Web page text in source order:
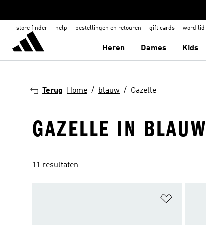
store finder help bestellingen en retouren gift cards word lid
Heren Dames Kids
Terug Home blauw Gazelle
GAZELLE IN BLAUW
11 resultaten